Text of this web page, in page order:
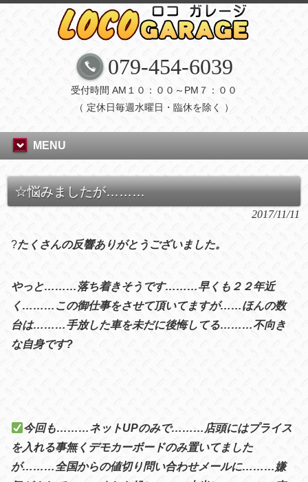
079-454-6039
受付時間 AM１０：００～PM７：００
（ 定休日毎週水曜日・臨休を除く ）
MENU
☆悩みましたが………
2017/11/11
?たくさんの反響ありがとうございました。
やっと………落ち着きそうです………早くも２２年近
く………この御仕事をさせて頂いてますが……ほんの数
台は………手放した車を未だに後悔してる………不向き
な自身です?
今回も………ネットUPのみで………店頭にはプライス
を入れる事無くデモカーボードのみ置いてました
が………全国からの値切り問い合わせメールに………嫌